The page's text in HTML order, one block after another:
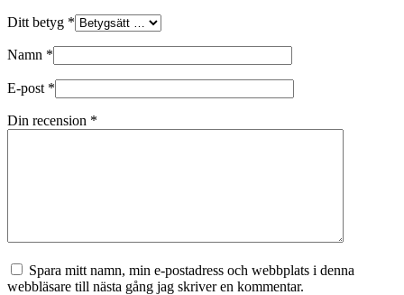
Ditt betyg *
Namn *
E-post *
Din recension *
Spara mitt namn, min e-postadress och webbplats i denna
webbläsare till nästa gång jag skriver en kommentar.